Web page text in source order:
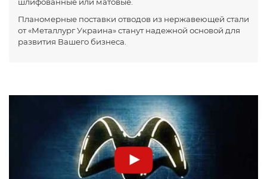
Планомерные поставки отводов из нержавеющей стали
от «Металлург Украина» станут надежной основой для
развития Вашего бизнеса.